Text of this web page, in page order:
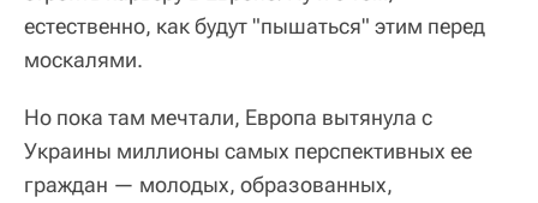
естественно, как будут "пышаться" этим перед
москалями.
Но пока там мечтали, Европа вытянула с
Украины миллионы самых перспективных ее
граждан — молодых, образованных,